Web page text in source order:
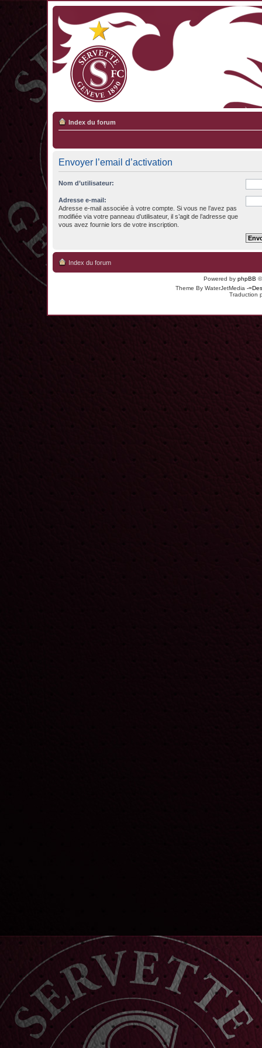
Index du forum
Envoyer l’email d’activation
Nom d’utilisateur:
Adresse e-mail:
Adresse e-mail associée à votre compte. Si vous ne l’avez pas
modifiée via votre panneau d’utilisateur, il s’agit de l’adresse que
vous avez fournie lors de votre inscription.
Index du forum
Powered by phpBB
Theme By WaterJetMedia -
Traduction